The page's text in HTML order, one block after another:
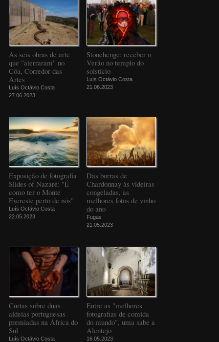
As seis obras de arte
que "aterraram" no
Côa, Corredor das
Artes
Luís Octávio Costa
27.06.2023
Stonehenge: receber o
Verão no templo do
solstício
Luís Octávio Costa
21.06.2023
Exposição de fotografia
Slides of Nazaré: "É
como ter o Monte
Evereste perto de nós"
Luís Octávio Costa
22.05.2023
Das borras de
Chardonnay às videiras
congeladas, as
melhores fotos de vinho
do ano
Fugas
21.05.2023
Curtas sobre duas
aldeias portuguesas
premiadas na África do
Sul
Luís Octávio Costa
Entre as "melhores
fotografias de comida
do mundo", uma sabe a
Alentejo
16.05.2023